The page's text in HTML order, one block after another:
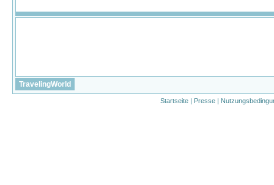
TravelingWorld
Startseite | Presse |